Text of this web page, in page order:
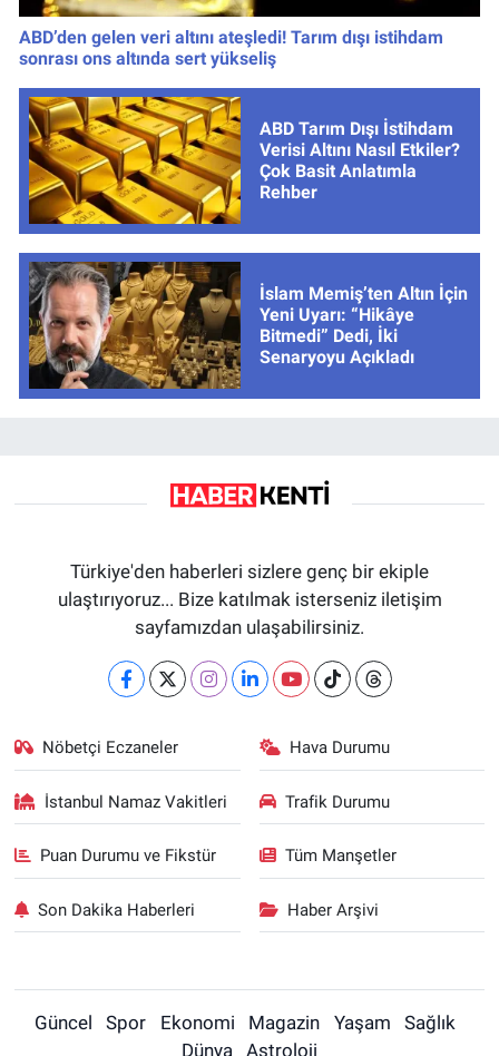
ABD’den gelen veri altını ateşledi! Tarım dışı istihdam
sonrası ons altında sert yükseliş
ABD Tarım Dışı İstihdam
Verisi Altını Nasıl Etkiler?
Çok Basit Anlatımla
Rehber
İslam Memiş’ten Altın İçin
Yeni Uyarı: “Hikâye
Bitmedi” Dedi, İki
Senaryoyu Açıkladı
Türkiye'den haberleri sizlere genç bir ekiple
ulaştırıyoruz... Bize katılmak isterseniz iletişim
sayfamızdan ulaşabilirsiniz.
Nöbetçi Eczaneler Hava Durumu
İstanbul Namaz Vakitleri Trafik Durumu
Puan Durumu ve Fikstür Tüm Manşetler
Son Dakika Haberleri Haber Arşivi
Güncel Spor Ekonomi Magazin Yaşam
Sağlık
Dünya
Astroloji